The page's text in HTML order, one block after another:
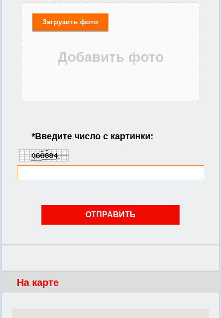
Загрузить фото
*Введите число с картинки:
На карте